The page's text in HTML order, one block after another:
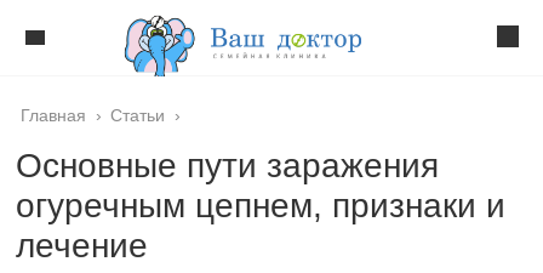
Главная › Статьи ›
Основные пути заражения
огуречным цепнем, признаки и
лечение